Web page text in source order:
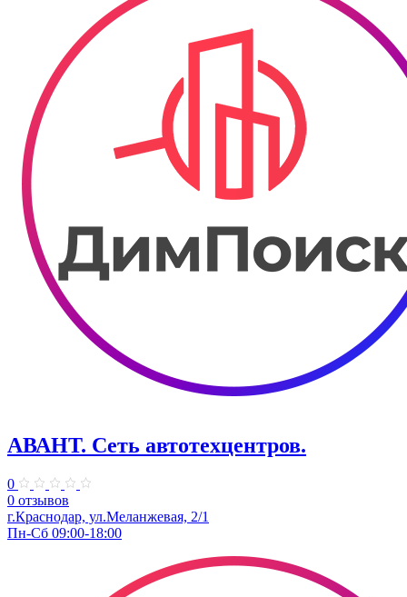
АВАНТ. ​Сеть автотехцентров.
0
0 отзывов
​г.Краснодар, ул.Меланжевая, 2/1
Пн-Сб 09:00-18:00